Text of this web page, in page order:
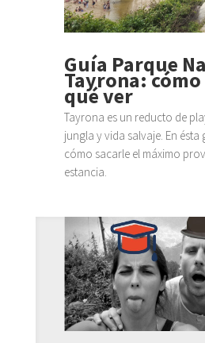
Guía Parque
Tayrona:
qué ver
Tayrona es un reducto de
jungla y vida salvaje. En
cómo sacarle el máximo
estancia.